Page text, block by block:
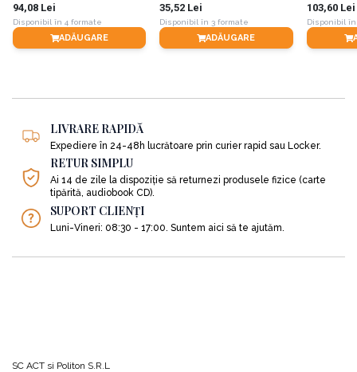
94,08 Lei
Disponibil în 4 formate
ADĂUGARE
35,52 Lei
Disponibil în 3 formate
ADĂUGARE
103,60 Lei
Disponibil
LIVRARE RAPIDĂ
Expediere în 24-48h lucrătoare prin curier rapid sau Locker.
RETUR SIMPLU
Ai 14 de zile la dispoziție să returnezi produsele fizice (carte
tipărită, audiobook CD).
SUPORT CLIENȚI
Luni-Vineri: 08:30 - 17:00. Suntem aici să te ajutăm.
SC ACT si Politon S.R.L